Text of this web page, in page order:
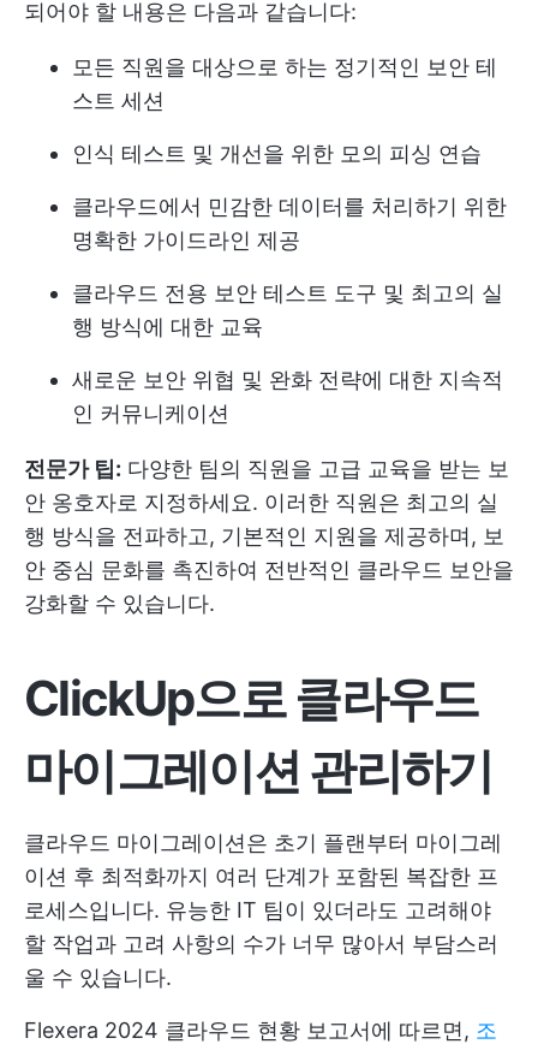
되어야 할 내용은 다음과 같습니다:
모든 직원을 대상으로 하는 정기적인 보안 테
스트 세션
인식 테스트 및 개선을 위한 모의 피싱 연습
클라우드에서 민감한 데이터를 처리하기 위한
명확한 가이드라인 제공
클라우드 전용 보안 테스트 도구 및 최고의 실
행 방식에 대한 교육
새로운 보안 위협 및 완화 전략에 대한 지속적
인 커뮤니케이션
전문가 팁: 다양한 팀의 직원을 고급 교육을 받는 보
안 옹호자로 지정하세요. 이러한 직원은 최고의 실
행 방식을 전파하고, 기본적인 지원을 제공하며, 보
안 중심 문화를 촉진하여 전반적인 클라우드 보안을
강화할 수 있습니다.
ClickUp으로 클라우드
마이그레이션 관리하기
클라우드 마이그레이션은 초기 플랜부터 마이그레
이션 후 최적화까지 여러 단계가 포함된 복잡한 프
로세스입니다. 유능한 IT 팀이 있더라도 고려해야
할 작업과 고려 사항의 수가 너무 많아서 부담스러
울 수 있습니다.
Flexera 2024 클라우드 현황 보고서에 따르면, 조